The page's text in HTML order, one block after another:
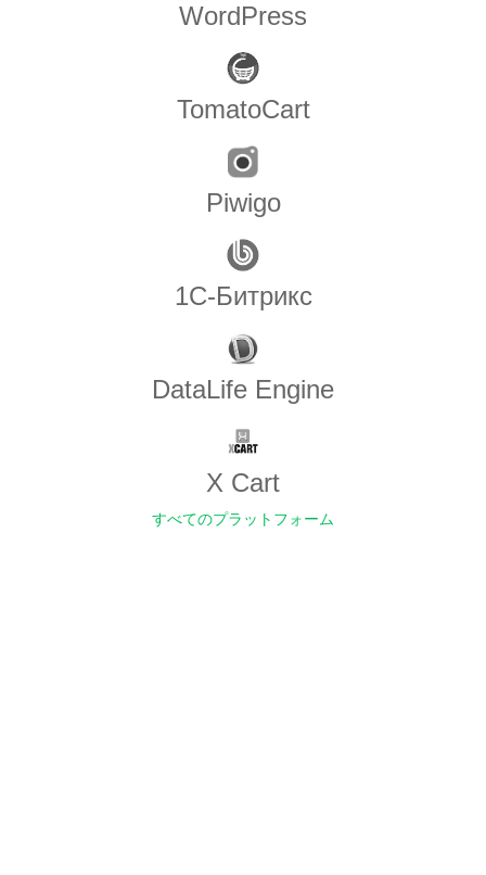
WordPress
TomatoCart
Piwigo
1С-Битрикс
DataLife Engine
X Cart
すべてのプラットフォーム